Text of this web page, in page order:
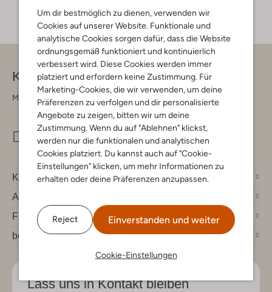
Um dir bestmöglich zu dienen, verwenden wir
Cookies auf unserer Website. Funktionale und
analytische Cookies sorgen dafür, dass die Website
ordnungsgemäß funktioniert und kontinuierlich
verbessert wird. Diese Cookies werden immer
platziert und erfordern keine Zustimmung. Für
Marketing-Cookies, die wir verwenden, um deine
Präferenzen zu verfolgen und dir personalisierte
Angebote zu zeigen, bitten wir um deine
Zustimmung. Wenn du auf "Ablehnen" klickst,
werden nur die funktionalen und analytischen
Cookies platziert. Du kannst auch auf "Cookie-
Einstellungen" klicken, um mehr Informationen zu
erhalten oder deine Präferenzen anzupassen.
Reject Einverstanden und weiter
Cookie-Einstellungen
Kontakt
Montag - Freitag 09:00 - 17:00 uur
info@omoda.de
Kundenservice
Account
Fashion News
bei Omoda
Lass uns in Kontakt bleiben